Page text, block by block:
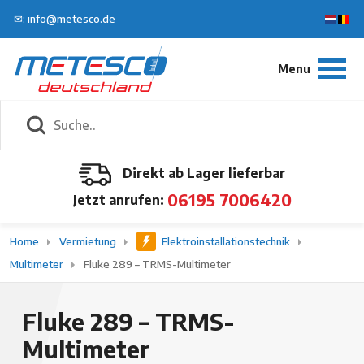
✉: info@metesco.de
Direkt ab Lager lieferbar
Jetzt anrufen: 06195 7006420
Home Vermietung
Elektroinstallationstechnik
Multimeter
Fluke 289 – TRMS-Multimeter
Fluke 289 – TRMS-
Multimeter